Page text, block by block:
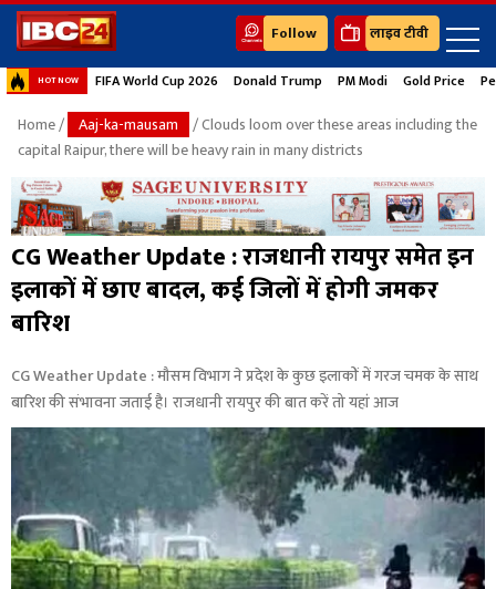
Follow लाइव टीवी
HOT NOW FIFA World Cup 2026 Donald Trump PM Modi Gold Price
Home/ Aaj-ka-mausam
/ Clouds loom over these areas including the
capital Raipur, there will be heavy rain in many districts
CG Weather Update : राजधानी रायपुर समेत इन
इलाकों में छाए बादल, कई जिलों में होगी जमकर
बारिश
CG Weather Update : मौसम विभाग ने प्रदेश के कुछ इलाकों में गरज चमक के साथ
बारिश की संभावना जताई है। राजधानी रायपुर की बात करें तो यहां आज